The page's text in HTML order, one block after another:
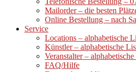
Mailorder – die besten
Online Bestellung – nach
Service
Locations – alphabetische
Künstler – alphabetische
Veranstalter –
FAQ/Hilfe